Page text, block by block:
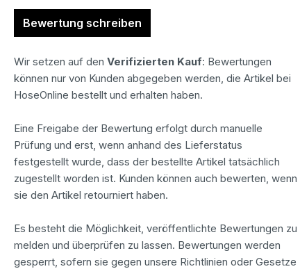
Bewertung schreiben
Wir setzen auf den Verifizierten Kauf: Bewertungen
können nur von Kunden abgegeben werden, die Artikel bei
HoseOnline bestellt und erhalten haben.
Eine Freigabe der Bewertung erfolgt durch manuelle
Prüfung und erst, wenn anhand des Lieferstatus
festgestellt wurde, dass der bestellte Artikel tatsächlich
zugestellt worden ist. Kunden können auch bewerten, wenn
sie den Artikel retourniert haben.
Es besteht die Möglichkeit, veröffentlichte Bewertungen zu
melden und überprüfen zu lassen. Bewertungen werden
gesperrt, sofern sie gegen unsere Richtlinien oder Gesetze